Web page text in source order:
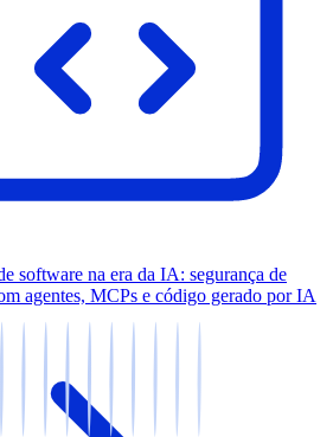
software na era da IA: segurança de
agentes, MCPs e código gerado por IA